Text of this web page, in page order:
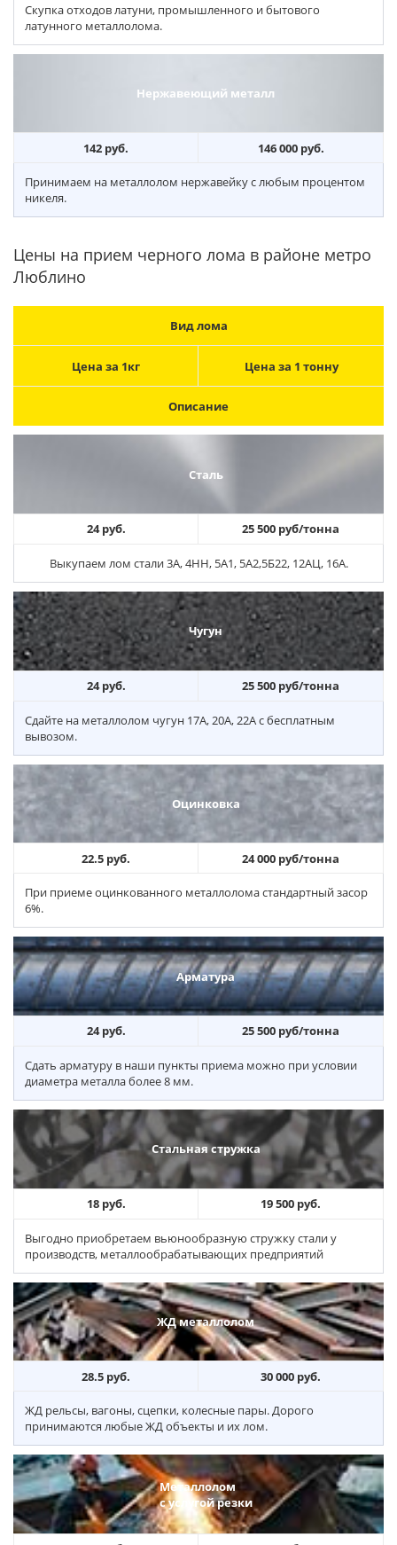
Скупка отходов латуни, промышленного и бытового
латунного металлолома.
Нержавеющий металл
142 руб. 146 000 руб.
Принимаем на металлолом нержавейку с любым процентом
никеля.
Цены на прием черного лома в районе метро
Люблино
Вид лома
Цена за 1кг Цена за 1 тонну
Описание
Сталь
24 руб. 25 500 руб/тонна
Выкупаем лом стали 3А, 4НН, 5А1, 5А2,5Б22, 12АЦ, 16А.
Чугун
24 руб. 25 500 руб/тонна
Сдайте на металлолом чугун 17А, 20А, 22А с бесплатным
вывозом.
Оцинковка
22.5 руб. 24 000 руб/тонна
При приеме оцинкованного металлолома стандартный засор
6%.
Арматура
24 руб. 25 500 руб/тонна
Сдать арматуру в наши пункты приема можно при условии
диаметра металла более 8 мм.
Стальная стружка
18 руб. 19 500 руб.
Выгодно приобретаем вьюнообразную стружку стали у
производств, металлообрабатывающих предприятий
ЖД металлолом
28.5 руб. 30 000 руб.
ЖД рельсы, вагоны, сцепки, колесные пары. Дорого
принимаются любые ЖД объекты и их лом.
Металлолом
с услугой резки